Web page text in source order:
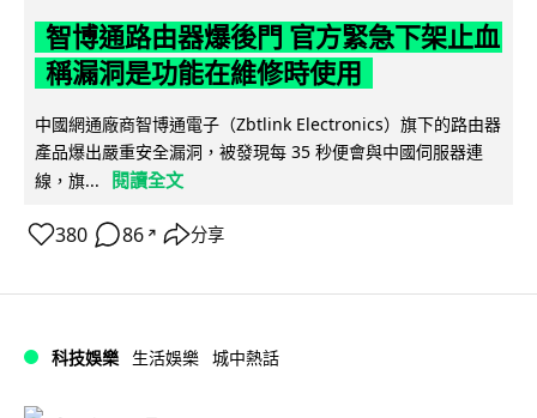
智博通路由器爆後門 官方緊急下架止血
稱漏洞是功能在維修時使用
中國網通廠商智博通電子（Zbtlink Electronics）旗下的路由器
產品爆出嚴重安全漏洞，被發現每 35 秒便會與中國伺服器連
線，旗...
閱讀全文
380 86 ↗ 分享
科技娛樂 生活娛樂 城中熱話